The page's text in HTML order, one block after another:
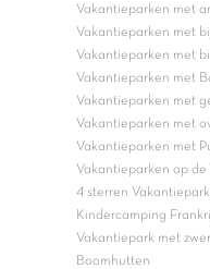
Vakantieparken met
Vakantieparken met
Vakantieparken met
Vakantieparken met
Vakantieparken met
Vakantieparken met
Vakantieparken met
Vakantieparken op de
4 sterren
Kindercamping
Vakantiepark met
Boomhutten